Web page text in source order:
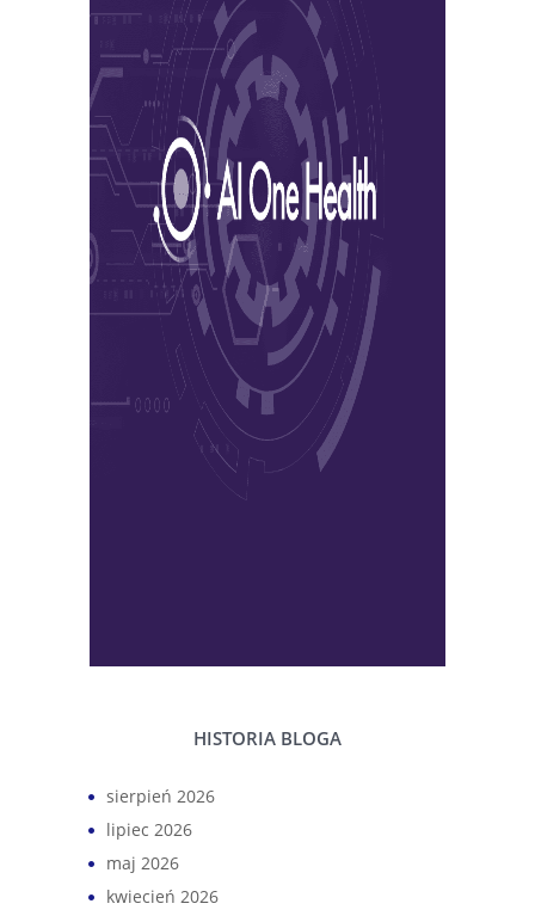
HISTORIA BLOGA
sierpień 2026
lipiec 2026
maj 2026
kwiecień 2026